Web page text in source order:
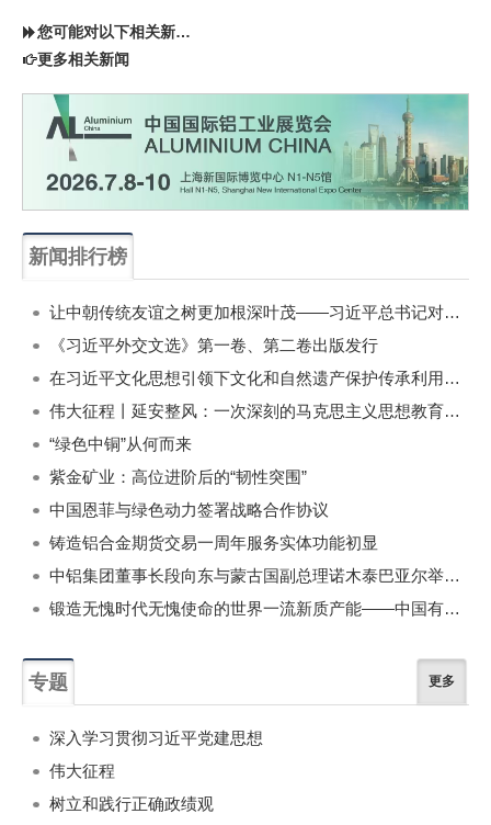
您可能对以下相关新闻同样感兴趣
更多相关新闻
新闻排行榜
让中朝传统友谊之树更加根深叶茂——习近平总书记对朝鲜进行国事访问纪实
《习近平外交文选》第一卷、第二卷出版发行
在习近平文化思想引领下文化和自然遗产保护传承利用工作开创新局面
伟大征程丨延安整风：一次深刻的马克思主义思想教育运动
“绿色中铜”从何而来
紫金矿业：高位进阶后的“韧性突围”
中国恩菲与绿色动力签署战略合作协议
铸造铝合金期货交易一周年服务实体功能初显
中铝集团董事长段向东与蒙古国副总理诺木泰巴亚尔举行会谈
锻造无愧时代无愧使命的世界一流新质产能——中国有色金属工业的战略应对与破局之道（二）
专题 更多
深入学习贯彻习近平党建思想
伟大征程
树立和践行正确政绩观